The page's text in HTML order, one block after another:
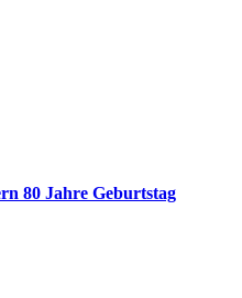
80 Jahre Geburtstag